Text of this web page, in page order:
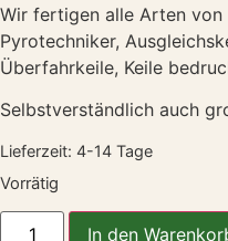
Wir fertigen alle Arten von
Pyrotechniker,
Überfahrkeile, Keile
Selbstverständlich auch
Lieferzeit: 4-14 Tage
Vorrätig
In den